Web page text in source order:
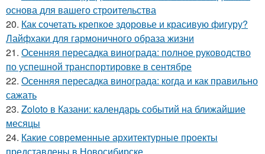
основа для вашего строительства
20. Как сочетать крепкое здоровье и красивую фигуру?
Лайфхаки для гармоничного образа жизни
21. Осенняя пересадка винограда: полное руководство
по успешной транспортировке в сентябре
22. Осенняя пересадка винограда: когда и как правильно
сажать
23. Zoloto в Казани: календарь событий на ближайшие
месяцы
24. Какие современные архитектурные проекты
представлены в Новосибирске